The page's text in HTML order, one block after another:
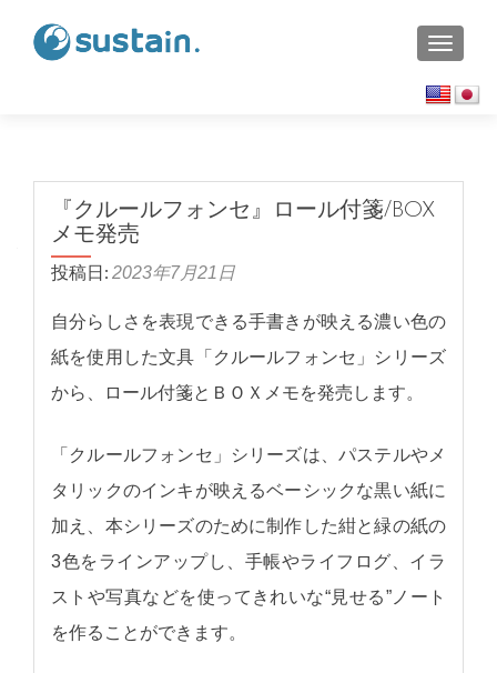
『クルールフォンセ』ロール付箋/BOX
メモ発売
投稿日: 2023年7月21日
自分らしさを表現できる手書きが映える濃い色の
紙を使用した文具「クルールフォンセ」シリーズ
から、ロール付箋とＢＯＸメモを発売します。
「クルールフォンセ」シリーズは、パステルやメ
タリックのインキが映えるベーシックな黒い紙に
加え、本シリーズのために制作した紺と緑の紙の
3色をラインアップし、手帳やライフログ、イラ
ストや写真などを使ってきれいな“見せる”ノート
を作ることができます。